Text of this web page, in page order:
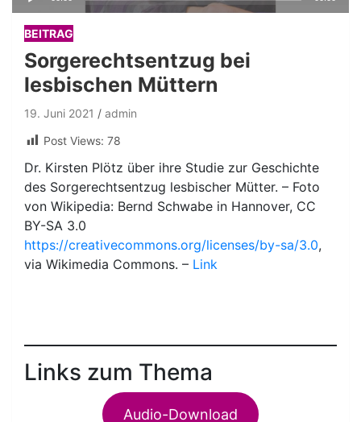
BEITRAG
Sorgerechtsentzug bei
lesbischen Müttern
19. Juni 2021
admin
Post Views: 78
Dr. Kirsten Plötz über ihre Studie zur Geschichte
des Sorgerechtsentzug lesbischer Mütter. – Foto
von Wikipedia: Bernd Schwabe in Hannover, CC
BY-SA 3.0
https://creativecommons.org/licenses/by-sa/3.0,
via Wikimedia Commons. – Link
Links zum Thema
Audio-Download